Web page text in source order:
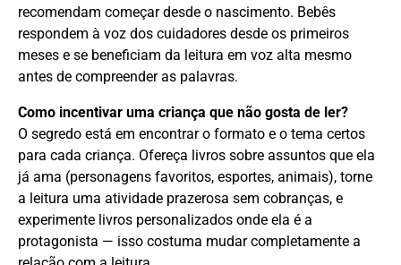
recomendam começar desde o nascimento. Bebês
respondem à voz dos cuidadores desde os primeiros
meses e se beneficiam da leitura em voz alta mesmo
antes de compreender as palavras.
Como incentivar uma criança que não gosta de ler?
O segredo está em encontrar o formato e o tema certos
para cada criança. Ofereça livros sobre assuntos que ela
já ama (personagens favoritos, esportes, animais), torne
a leitura uma atividade prazerosa sem cobranças, e
experimente livros personalizados onde ela é a
protagonista — isso costuma mudar completamente a